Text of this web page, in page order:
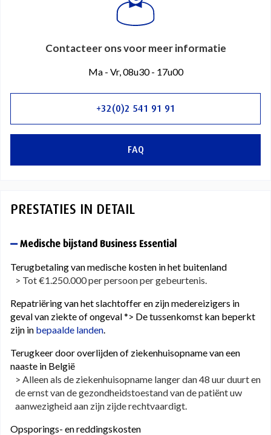
Contacteer ons voor meer informatie
Ma - Vr, 08u30 - 17u00
+32(0)2 541 91 91
FAQ
PRESTATIES IN DETAIL
Medische bijstand Business Essential
Terugbetaling van medische kosten in het buitenland
> Tot €1.250.000 per persoon per gebeurtenis.
Repatriëring van het slachtoffer en zijn medereizigers in
geval van ziekte of ongeval *> De tussenkomst kan beperkt
zijn in bepaalde landen.
Terugkeer door overlijden of ziekenhuisopname van een
naaste in België
> Alleen als de ziekenhuisopname langer dan 48 uur duurt en
de ernst van de gezondheidstoestand van de patiënt uw
aanwezigheid aan zijn zijde rechtvaardigt.
Opsporings- en reddingskosten